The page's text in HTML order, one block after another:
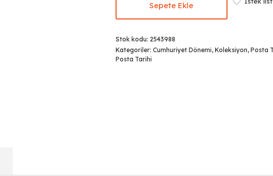
Sepete Ekle
Stok kodu: 2543988
Kategoriler: Cumhuriyet Dönemi, Koleksiyon, Posta
Posta Tarihi